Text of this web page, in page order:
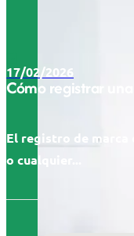
17/02/2026
Cómo registrar
El registro de marca
o cualquier...